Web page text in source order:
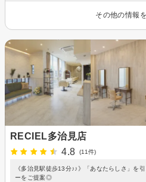
その他の情報
RECIEL多治見店
4.8
(11件)
《多治見駅徒歩13分♪♪》「あなたらしさ」を
ーをご提案◎